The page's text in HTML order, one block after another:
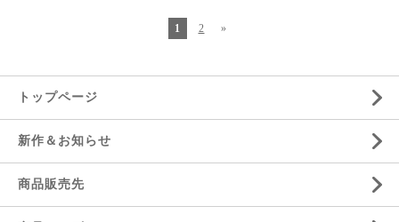
1 2 »
トップページ
新作＆お知らせ
商品販売先